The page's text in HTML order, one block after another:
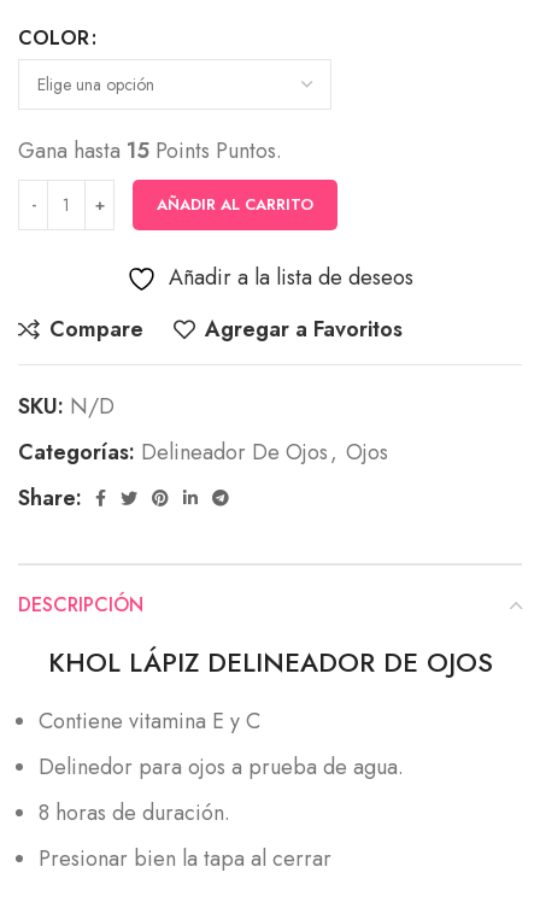
COLOR
Gana hasta 15 Points Puntos.
AÑADIR AL CARRITO
Añadir a la lista de deseos
Compare
Agregar a Favoritos
SKU: N/D
Categorías: Delineador De Ojos, Ojos
Share:
DESCRIPCIÓN
KHOL LÁPIZ DELINEADOR DE OJOS
Contiene vitamina E y C
Delinedor para ojos a prueba de agua.
8 horas de duración.
Presionar bien la tapa al cerrar